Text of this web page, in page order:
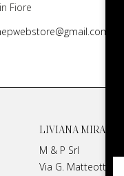
Fiore
LIVIANA MIRARCHI
M & P Srl
Via G. Matteotti, 91